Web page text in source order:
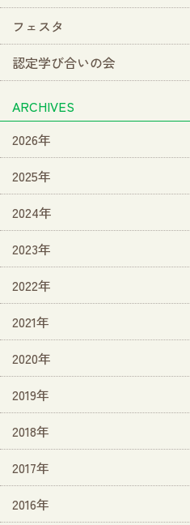
フェスタ
認定学び合いの会
ARCHIVES
2026年
2025年
2024年
2023年
2022年
2021年
2020年
2019年
2018年
2017年
2016年